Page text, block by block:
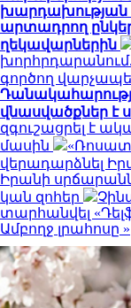
խարդախության
արտադրող
ղեկավարներին
գործող
վնասվածքներ է
զգուշացրել է
մասին
վերադարձնել
Իրանի
կան զոհեր
տարհանվել
Ամբողջ լրահոսը »